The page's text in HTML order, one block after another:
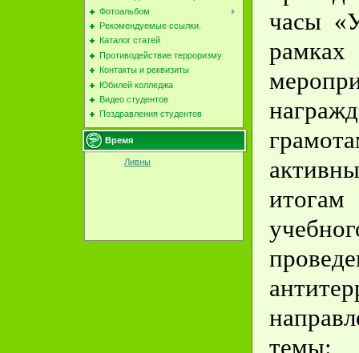
Фотоальбом
Рекомендуемые ссылки.
Каталог статей
Противодействие терроризму
Контакты и реквизиты
Юбилей колледжа
Видео студентов
Поздравления студентов
Время
Ливны
часы